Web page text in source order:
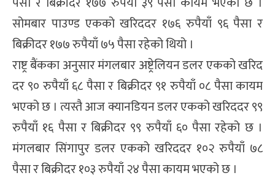
सोमबार पाउण्ड एकको खरिददर १७६ रुपैयाँ ९६ पैसा र
बिक्रीदर १७७ रुपैयाँ ७५ पैसा रहेको थियो ।
राष्ट्र बैंकका अनुसार मंगलबार अष्ट्रेलियन डलर एकको खरिद
दर ९० रुपैयाँ ६८ पैसा र बिक्रीदर ९१ रुपैयाँ ०८ पैसा कायम
भएको छ । त्यस्तै आज क्यानडियन डलर एकको खरिददर ९९
रुपैयाँ १६ पैसा र बिक्रीदर ९९ रुपैयाँ ६० पैसा रहेको छ ।
मंगलबार सिंगापुर डलर एकको खरिददर १०२ रुपैयाँ ७८
पैसा र बिक्रीदर १०३ रुपैयाँ २४ पैसा कायम भएको छ ।